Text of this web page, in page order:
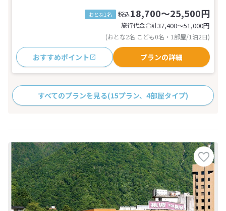
おとな1名 税込18,700～25,500円
旅行代金合計37,400〜51,000円
(おとな2名 こども0名・1部屋/1泊2日)
おすすめポイント プランの詳細
すべてのプランを見る(15プラン、4部屋タイプ)